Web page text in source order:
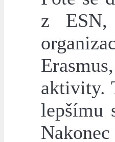
z ESN,
aktivity.
lepšímu